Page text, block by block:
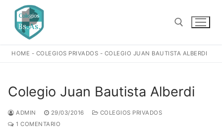
contenido
HOME - COLEGIOS PRIVADOS - COLEGIO JUAN BAUTISTA ALBERDI
Colegio Juan Bautista Alberdi
ADMIN 29/03/2016
COLEGIOS PRIVADOS
1 COMENTARIO